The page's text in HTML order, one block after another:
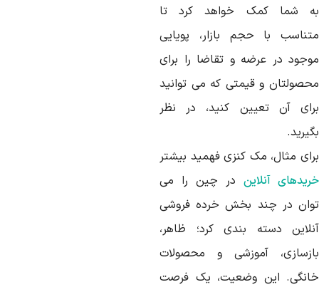
شما کمک خواهد کرد تا
با حجم بازار، پویایی
در عرضه و تقاضا را برای
و قیمتی که می توانید
آن تعیین کنید، در نظر
مثال، مک کنزی فهمید بیشتر
آنلایندر چین را می
در چند بخش خرده فروشی
دسته بندی کرد؛ ظاهر،
آموزشی و محصولات
این وضعیت، یک فرصت